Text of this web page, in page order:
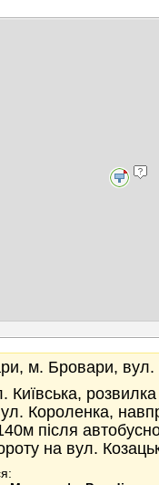
м. Бровари, вул.
Київська,
Короленка,
після
на вул.